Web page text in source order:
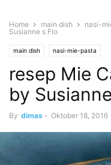
Home main dish nasi-
Susianne s Flo
main dish nasi-mie-pasta
resep Mie
by
By dimas - Oktober 18, 2016